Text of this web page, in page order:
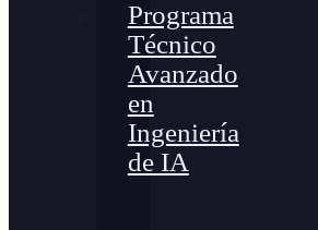
Programa
Técnico
Avanzado
en
Ingeniería
de IA